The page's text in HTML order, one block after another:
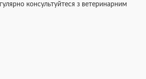
консультуйтеся з ветеринарним